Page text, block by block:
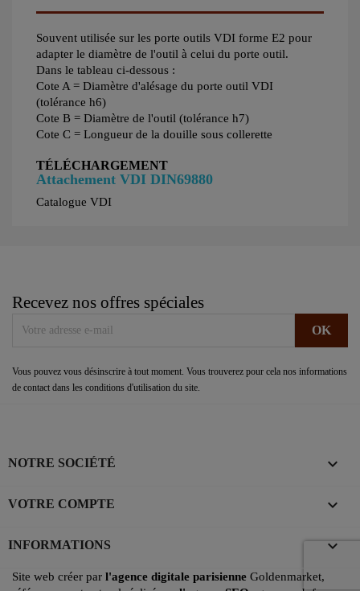
Souvent utilisée sur les porte outils VDI forme E2 pour
adapter le diamètre de l'outil à celui du porte outil.
Dans le tableau ci-dessous :
Cote A = Diamètre d'alésage du porte outil VDI
(tolérance h6)
Cote B = Diamètre de l'outil (tolérance h7)
Cote C = Longueur de la douille sous collerette
TÉLÉCHARGEMENT
Attachement VDI DIN69880
Catalogue VDI
Recevez nos offres spéciales
Vous pouvez vous désinscrire à tout moment. Vous trouverez pour cela nos informations
de contact dans les conditions d'utilisation du site.
NOTRE SOCIÉTÉ 
VOTRE COMPTE 
INFORMATIONS keyboard_arrow_down
Site web créer par l'agence digitale parisienne Goldenmarket,